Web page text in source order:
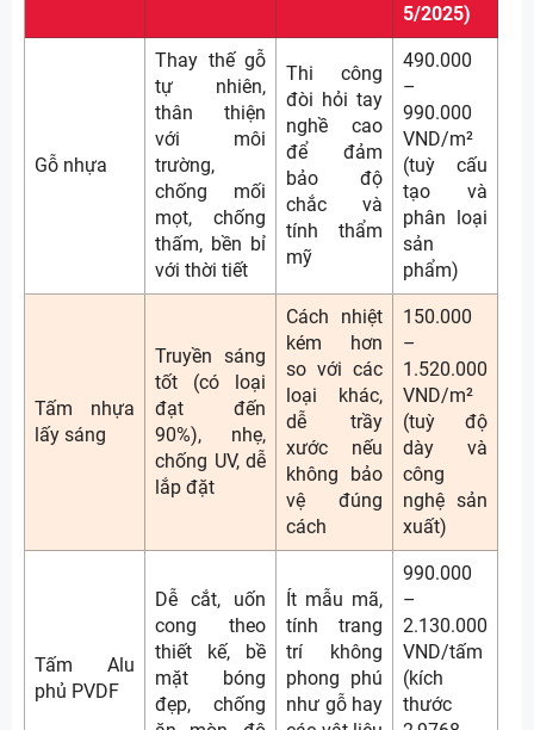
5/2025)
Gỗ nhựa
Thay thế gỗ
tự nhiên,
thân thiện
với môi
trường,
chống mối
mọt, chống
thấm, bền bỉ
với thời tiết
Thi công
đòi hỏi tay
nghề cao
để đảm
bảo độ
chắc và
tính thẩm
mỹ
490.000
–
990.000
VND/m²
(tuỳ cấu
tạo và
phân loại
sản
phẩm)
Tấm nhựa
lấy sáng
Truyền sáng
tốt (có loại
đạt đến
90%), nhẹ,
chống UV, dễ
lắp đặt
Cách nhiệt
kém hơn
so với các
loại khác,
dễ trầy
xước nếu
không bảo
vệ đúng
cách
150.000
–
1.520.000
VND/m²
(tuỳ độ
dày và
công
nghệ sản
xuất)
Tấm Alu
phủ PVDF
Dễ cắt, uốn
cong theo
thiết kế, bề
mặt bóng
đẹp, chống
Ít mẫu mã,
tính trang
trí không
phong phú
như gỗ hay
990.000
–
2.130.000
VND/tấm
(kích
thước